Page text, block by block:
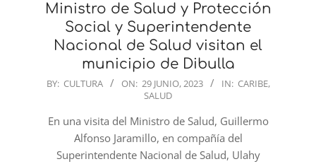
Ministro de Salud y Protección
Social y Superintendente
Nacional de Salud visitan el
municipio de Dibulla
2023-
29
BY: CULTURA ON: 29 JUNIO, 2023 IN: CARIBE,
SALUD
En una visita del Ministro de Salud, Guillermo
Alfonso Jaramillo, en compañía del
Superintendente Nacional de Salud, Ulahy